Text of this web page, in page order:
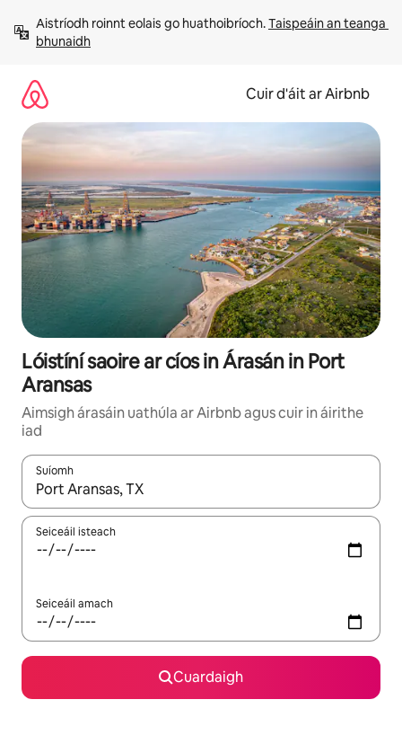
chuig
ábhar
Aistríodh roinnt eolais go huathoibríoch. Taispeáin an teanga
bhunaidh
Cuir d'áit ar Airbnb
Lóistíní saoire ar cíos in Árasán in Port
Aransas
Aimsigh árasáin uathúla ar Airbnb agus cuir in áirithe
iad
Suíomh
Nuair a bheidh torthaí ar fáil, déan nascleanúint le
Seiceáil isteach
Seiceáil amach
Cuardaigh